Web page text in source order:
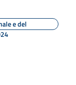
e del